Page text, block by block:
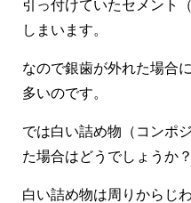
引っ付けていたセメント
しまいます。
なので銀歯が外れた場合
多いのです。
では白い詰め物（コンポ
た場合はどうでしょうか？
白い詰め物は周りからじ